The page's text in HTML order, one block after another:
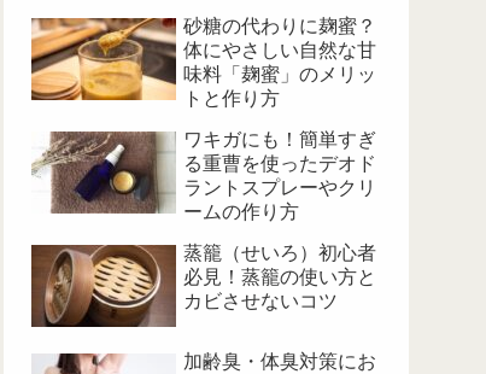
砂糖の代わりに麹蜜？
体にやさしい自然な甘
味料「麹蜜」のメリッ
トと作り方
ワキガにも！簡単すぎ
る重曹を使ったデオド
ラントスプレーやクリ
ームの作り方
蒸籠（せいろ）初心者
必見！蒸籠の使い方と
カビさせないコツ
加齢臭・体臭対策にお